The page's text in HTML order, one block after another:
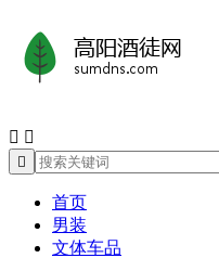
 

首页
男装
文体车品